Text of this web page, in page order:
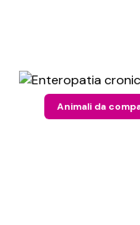
parlato in due recenti
Animali da